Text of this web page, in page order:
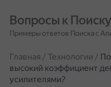
Вопросы к Поиску
Примеры ответов Поиска с
Главная / Технологии /
высокий коэффициент
усилителями?